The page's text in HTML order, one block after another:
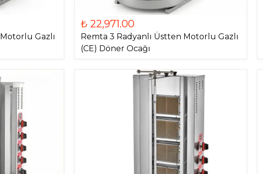
Gazlı
₺ 22,971.00
Remta 3 Radyanlı Üstten Motorlu Gazlı
(CE) Döner Ocağı